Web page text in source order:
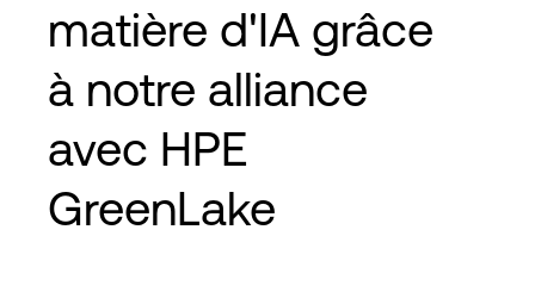
matière d'IA grâce
à notre alliance
avec HPE
GreenLake